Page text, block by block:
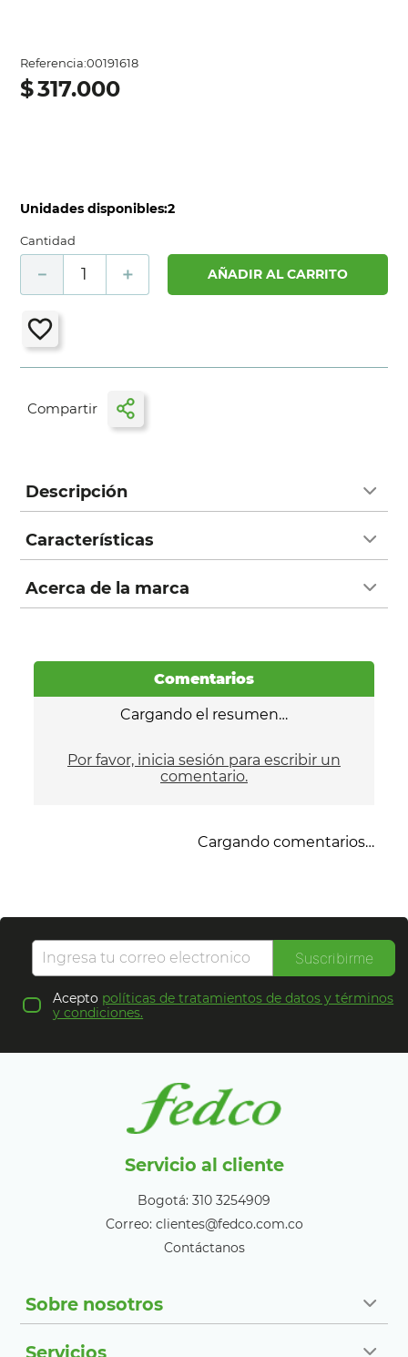
Referencia:00191618
$317.000
Unidades disponibles:2
Cantidad
＋
－ AÑADIR AL CARRITO
Descripción
Características
Acerca de la marca
Comentarios
Cargando el resumen…
Por favor, inicia sesión para escribir un
comentario.
Cargando comentarios…
Suscribirme
Acepto políticas de tratamientos de datos y términos
y condiciones.
Servicio al cliente
Bogotá: 310 3254909
Correo: clientes@fedco.com.co
Contáctanos
Sobre nosotros